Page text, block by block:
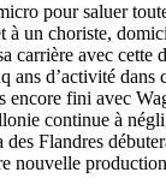
pour saluer
à un choriste,
carrière avec cette
ans d’activité dans
encore fini avec
continue à
Flandres
nouvelle